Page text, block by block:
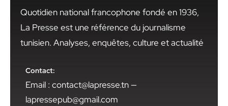
Quotidien national francophone fondé en 1936,
La Presse est une référence du journalisme
tunisien. Analyses, enquêtes, culture et actualité
Contact:
Email : contact@lapresse.tn —
lapressepub@gmail.com